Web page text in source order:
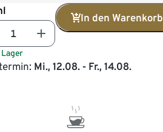
In den Warenkorb
Mi., 12.08. - Fr., 14.08.